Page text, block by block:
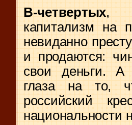
В-четвертых,
капитализм на
невиданно
и продаются:
свои деньги. А
глаза на то,
российский
национальности